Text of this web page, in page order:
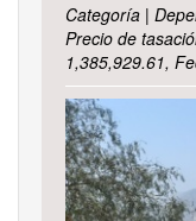
Categoría |
Precio de
1,385,929.61,